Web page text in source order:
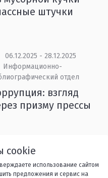
штучки
06.12.2025 - 28.12.2025
Информационно-
отдел
взгляд
призму прессы
4
cookie
использование сайтом
предложения и сервис на